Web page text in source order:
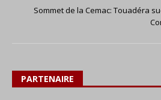
Sommet de la Cemac: Touadéra
PARTENAIRE